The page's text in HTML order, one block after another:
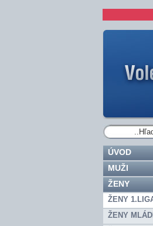
ÚVOD
MUŽI
ŽENY
ŽENY
ŽENY